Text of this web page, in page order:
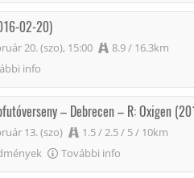
02-20)
20. (szo), 15:00
8.9 / 16.3km
info
– Debrecen – R: Oxigen
13. (szo)
1.5 / 2.5 / 5 / 10km
További info